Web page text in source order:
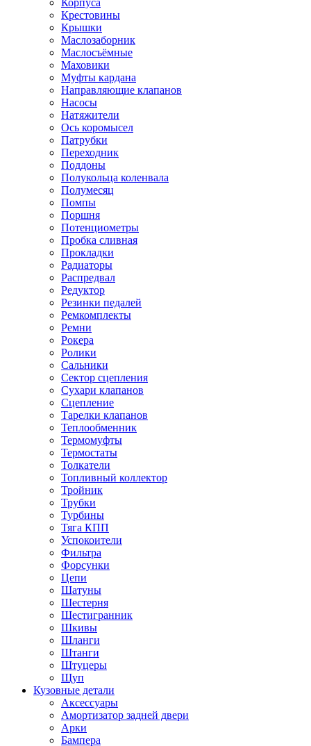
Корпуса
Крестовины
Крышки
Маслозаборник
Маслосъёмные
Маховики
Муфты кардана
Направляющие клапанов
Насосы
Натяжители
Ось коромысел
Патрубки
Переходник
Поддоны
Полукольца коленвала
Полумесяц
Помпы
Поршня
Потенциометры
Пробка сливная
Прокладки
Радиаторы
Распредвал
Редуктор
Резинки педалей
Ремкомплекты
Ремни
Рокера
Ролики
Сальники
Сектор сцепления
Сухари клапанов
Сцепление
Тарелки клапанов
Теплообменник
Термомуфты
Термостаты
Толкатели
Топливный коллектор
Тройник
Трубки
Турбины
Тяга КПП
Успокоители
Фильтра
Форсунки
Цепи
Шатуны
Шестерня
Шестигранник
Шкивы
Шланги
Штанги
Штуцеры
Щуп
Кузовные детали
Аксессуары
Амортизатор задней двери
Арки
Бампера